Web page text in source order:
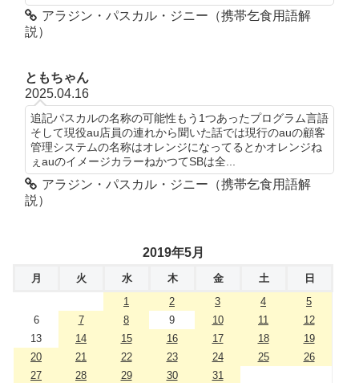
アラジン・パスカル・ジニー（携帯乞食用語解
説）
ともちゃん
2025.04.16
追記パスカルの名称の可能性もう1つあったプログラム言語
そして現役au店員の連れから聞いた話では現行のauの顧客
管理システムの名称はオレンジになってるとかオレンジね
ぇauのイメージカラーねかつてSBは全...
アラジン・パスカル・ジニー（携帯乞食用語解
説）
2019年5月
月 火 水 木 金 土
日
1
2 3 4
5
6
7 8 9 10 11
12
13
14 15 16 17 18
19
20
21 22 23 24 25
26
27
28 29 30 31